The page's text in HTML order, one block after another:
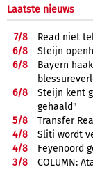
Laatste nieuws
7/8
Read niet
6/8
Steijn
6/8
Bayern
6/8
Steijn kent
gehaald"
5/8
Transfer
4/8
Sliti wordt
4/8
Feyenoord
3/8
COLUMN: